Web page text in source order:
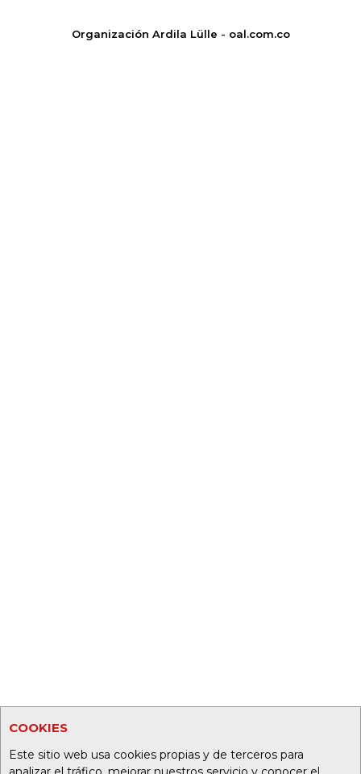
COOKIES
Este sitio web usa cookies propias y de terceros para
Organización Ardila Lülle - oal.com.co